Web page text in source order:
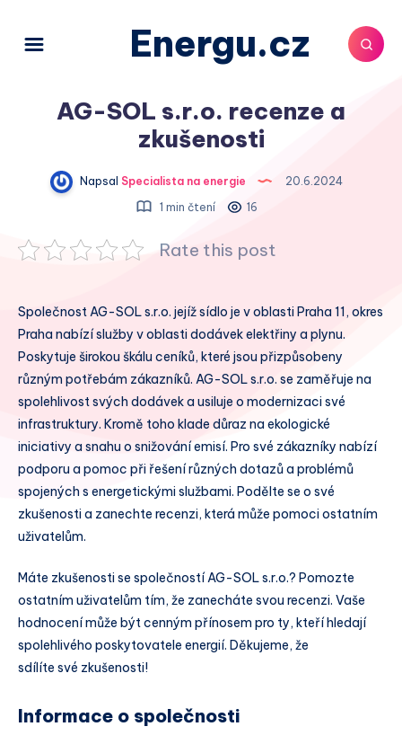
Energu.cz
AG-SOL s.r.o. recenze a
zkušenosti
Napsal Specialista na energie
20.6.2024
1 min čtení
16
Rate this post
Společnost AG-SOL s.r.o. jejíž sídlo je v oblasti Praha 11, okres
Praha nabízí služby v oblasti dodávek elektřiny a plynu.
Poskytuje širokou škálu ceníků, které jsou přizpůsobeny
různým potřebám zákazníků. AG-SOL s.r.o. se zaměřuje na
spolehlivost svých dodávek a usiluje o modernizaci své
infrastruktury. Kromě toho klade důraz na ekologické
iniciativy a snahu o snižování emisí. Pro své zákazníky nabízí
podporu a pomoc při řešení různých dotazů a problémů
spojených s energetickými službami. Podělte se o své
zkušenosti a zanechte recenzi, která může pomoci ostatním
uživatelům.
Máte zkušenosti se společností AG-SOL s.r.o.? Pomozte
ostatním uživatelům tím, že zanecháte svou recenzi. Vaše
hodnocení může být cenným přínosem pro ty, kteří hledají
spolehlivého poskytovatele energií. Děkujeme, že
sdílíte své zkušenosti!
Informace o společnosti